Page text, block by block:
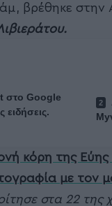
βρέθηκε
στο Google
ειδήσεις.
κόρη της
με τον
στα 22 της